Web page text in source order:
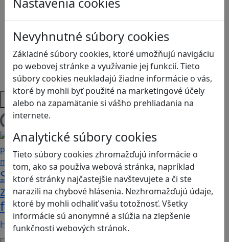
Nevyhnutné súbory cookies
Základné súbory cookies, ktoré umožňujú navigáciu
po webovej stránke a využívanie jej funkcií. Tieto
súbory cookies neukladajú žiadne informácie o vás,
ktoré by mohli byť použité na marketingové účely
alebo na zapamätanie si vášho prehliadania na
internete.
Analytické súbory cookies
Tieto súbory cookies zhromažďujú informácie o
tom, ako sa používa webová stránka, napríklad
ktoré stránky najčastejšie navštevujete a či ste
narazili na chybové hlásenia. Nezhromažďujú údaje,
ktoré by mohli odhaliť vašu totožnosť. Všetky
informácie sú anonymné a slúžia na zlepšenie
funkčnosti webových stránok.
Logické myslenie
Programovanie/Technika
Sociálne zručnosti a kooperácia
Strategické myslenie
Zdravie a pohyb
Platformy
Stanete sa influencerom, keď budete
zdieľať iba pravdivé, nie alternatívne
fakty? Dozviete sa v hre Follow me
Hráči a hráčky sa stávajú používateľmi/kami…